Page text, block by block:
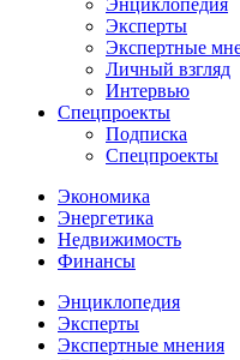
Энциклопедия
Эксперты
Экспертные
Личный взгляд
Интервью
Спецпроекты
Подписка
Спецпроекты
Экономика
Энергетика
Недвижимость
Финансы
Энциклопедия
Эксперты
Экспертные мнения